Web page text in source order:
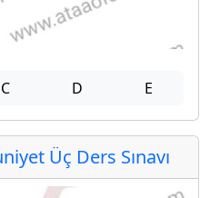
C D E
Üç Ders Sınavı